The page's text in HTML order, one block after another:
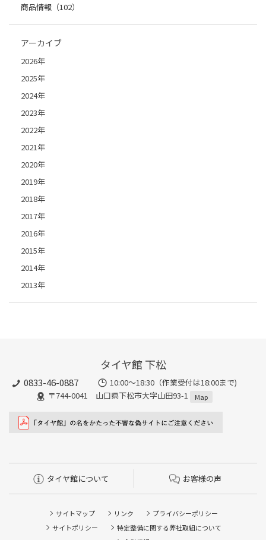
商品情報（102）
アーカイブ
2026年
2025年
2024年
2023年
2022年
2021年
2020年
2019年
2018年
2017年
2016年
2015年
2014年
2013年
タイヤ館 下松
0833-46-0887
10:00～18:30（作業受付は18:00まで)
〒744-0041 山口県下松市大字山田93-1
Map
タイヤ館について お客様の声
サイトマップ リンク
プライバシーポリシー
サイトポリシー
特定整備に関する弊社取組について